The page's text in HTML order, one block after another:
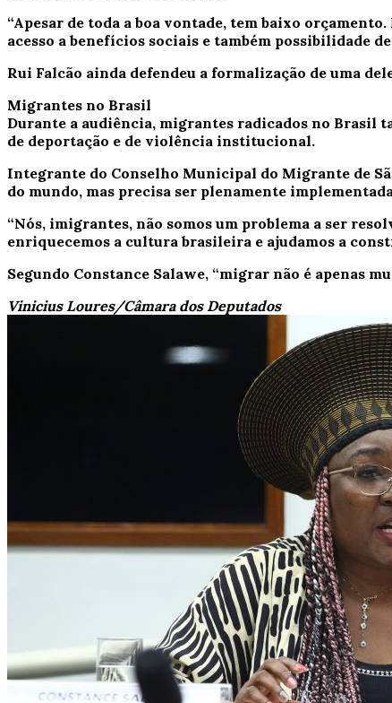
“Apesar de toda a boa vontade, tem baixo
acesso a benefícios sociais e também possibilidade
Rui Falcão ainda defendeu a formalização de uma
Migrantes no Brasil
Durante a audiência, migrantes radicados no Brasil
de deportação e de violência institucional.
Integrante do Conselho Municipal do Migrante de
do mundo, mas precisa ser plenamente
“Nós, imigrantes, não somos um problema a ser
enriquecemos a cultura brasileira e ajudamos a
Segundo Constance Salawe, “migrar não é apenas
Vinicius Loures/Câmara dos Deputados